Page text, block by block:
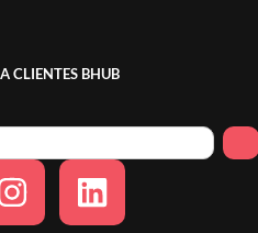
CLIENTES BHUB